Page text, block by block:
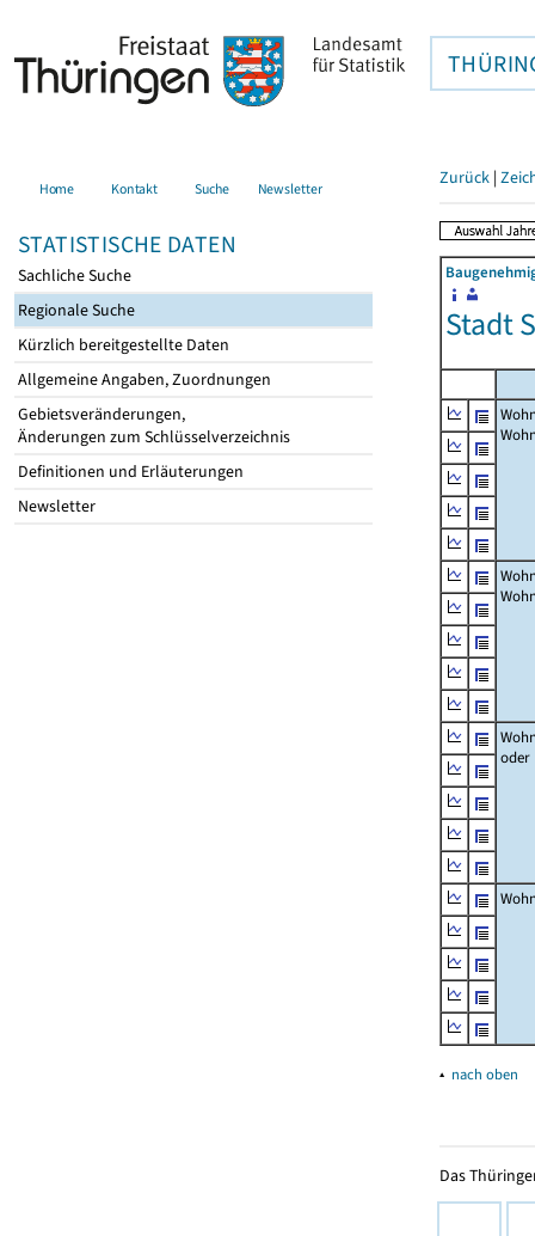
Home Kontakt Suche Newsletter
STATISTISCHE DATEN
Sachliche Suche
Regionale Suche
Kürzlich bereitgestellte Daten
Allgemeine Angaben, Zuordnungen
Gebietsveränderungen,
Änderungen zum Schlüsselverzeichnis
Definitionen und Erläuterungen
Newsletter
Zurück |
Stadt
oder
▴ nach oben
Das